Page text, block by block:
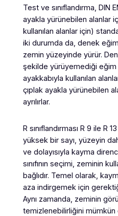
Test ve sınıflandırma, DIN
ayakla yürünebilen alanlar
kullanılan alanlar için)
iki durumda da, denek
zemin yüzeyinde yürür.
şekilde yürüyemediği eğim
ayakkabıyla kullanılan
çıplak ayakla yürünebilen
ayrılırlar.
R sınıflandırması R 9 ile R
yüksek bir sayı, yüzeyin
ve dolayısıyla kayma
sınıfının seçimi, zeminin
bağlıdır. Temel olarak,
aza indirgemek için
Aynı zamanda, zeminin
temizlenebilirliğini